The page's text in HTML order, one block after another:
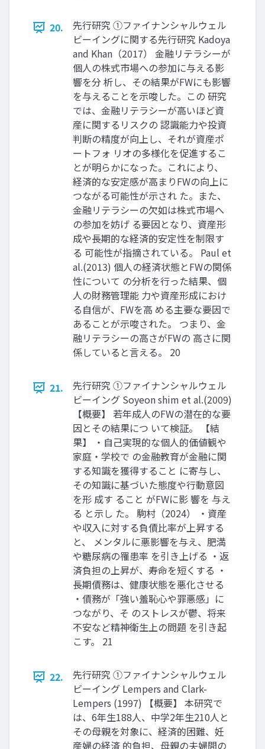
20.
先行研究 ①ファイナンシャルウェル
ビーイングに関する先行研究 Kadoya
and Khan（2017） 金融リテラシーが
個人の株式市場への参加に与える影
響を分 析し、その結果がFWにも影響
を与えることを示唆した。この 研究
では、金融リテラシーが高いほど資
産に関するリスクの 認識能力や投資
判断の精度が向上し、それが資産ポ
ートフォ リオの多様化を促進するこ
とが明らかになった。これにより、
経済的な安定感が高まりFWの向上に
つながる可能性が示され た。また、
金融リテラシーの欠如は株式市場へ
の参加を妨げ る要因となり、資産形
成や長期的な経済的安定性を制限す
る 可能性が指摘されている。 Paul et
al.(2013) 個人の経済状態とFWの関係
性について の分析を行った結果、個
人の財務管理能 力や資産形成におけ
る自信が、FWを高 める主要な要因で
あることが示唆された。 つまり、金
融リテラシーの高さがFWの 高さに関
係していると言える。 20
21.
先行研究 ①ファイナンシャルウェル
ビーイング Soyeon shim et al.(2009)
【概要】 若年成人のFWの潜在的な要
因とその結果につ いて検証。 【結
果】 ・自己実現的な個人的価値観や
家庭・学校で の金融教育が金融に関
する知識を獲得すること に寄与し、
その知識に基づいた態度や行動意図
を形 成す ること がFWに影 響を 与え
る と示し た。 駒村（2024） ・資産
や収入に対する負債比率が上昇する
と、 メンタルに悪影響を与え、肥満
や糖尿病の罹患率 を引き上げる ・返
済負担の上昇が、寿命を短くする ・
長期債務は、健康状態を悪化させる
・債務が「強い羞恥心や罪悪感」に
つながり、そ のストレスが鬱、将来
不安など精神衛生上の問題 を引き起
こす。 21
22.
先行研究 ①ファイナンシャルウェル
ビーイング Lempers and Clark-
Lempers (1997) 【概要】 本研究で
は、6年生188人、中学2年生210人と
その母親を対象に、経済的困難、妊
産婦の経済 的負担、母親の夫婦間の